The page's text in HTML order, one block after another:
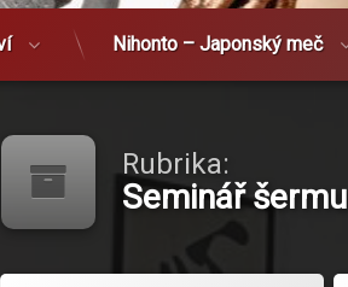
Nihonto – Japonský meč
Rubrika:
Seminář šermu